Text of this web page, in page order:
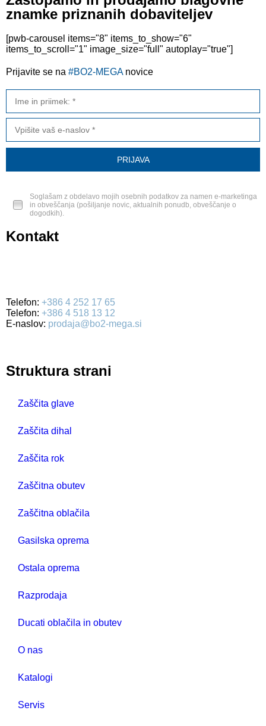
znamke priznanih dobaviteljev
[pwb-carousel items="8" items_to_show="6"
items_to_scroll="1" image_size="full" autoplay="true"]
Prijavite se na #BO2-MEGAnovice
Soglašam z obdelavo mojih osebnih podatkov za namen e-marketinga
in obveščanja (pošiljanje novic, aktualnih ponudb, obveščanje o
dogodkih).
Kontakt
Telefon: +386 4 252 17 65
Telefon: +386 4 518 13 12
E-naslov: prodaja@bo2-mega.si
Struktura strani
Zaščita glave
Zaščita dihal
Zaščita rok
Zaščitna obutev
Zaščitna oblačila
Gasilska oprema
Ostala oprema
Razprodaja
Ducati oblačila in obutev
O nas
Katalogi
Servis